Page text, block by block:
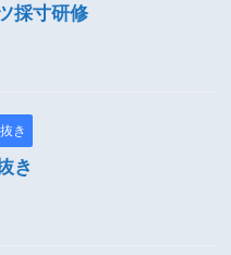
採寸研修
き
き